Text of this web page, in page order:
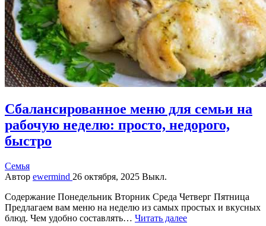
Сбалансированное меню для семьи на
рабочую неделю: просто, недорого,
быстро
Семья
Автор ewermind 26 октября, 2025 Выкл.
Содержание Понедельник Вторник Среда Четверг Пятница
Предлагаем вам меню на неделю из самых простых и вкусных
блюд. Чем удобно составлять… Читать далее